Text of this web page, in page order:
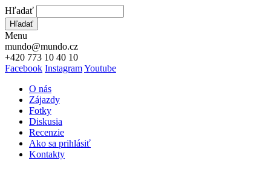
Hľadať
Hľadať
Menu
mundo@mundo.cz
+420 773 10 40 10
Facebook InstagramYoutube
O nás
Zájazdy
Fotky
Diskusia
Recenzie
Ako sa prihlásiť
Kontakty